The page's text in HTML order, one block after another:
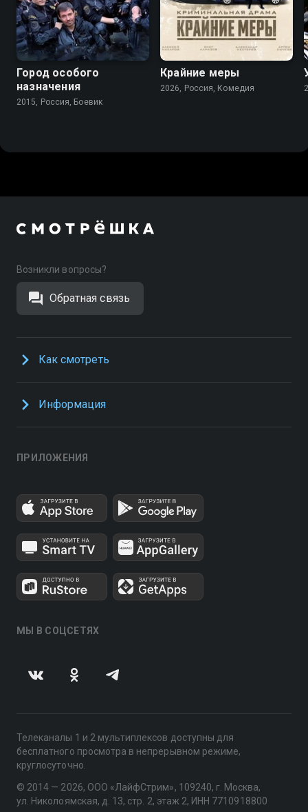
7.5
Город особого
назначения
2015, Россия, Боевик
Крайние меры
2026, Россия, Комедия
Возникли вопросы?
Обратная связь
Как смотреть
Информация
ПРИЛОЖЕНИЯ
МЫ В СОЦСЕТЯХ
Телеканалы 1 и 2 мультиплексов доступны для
бесплатного просмотра в непрерывном режиме,
круглосуточно.
© 2014 — 2026, ООО «ЛайфСтрим», 109240, г. Москва,
ул. Николоямская, д. 13, стр. 2, этаж 2, ИНН 7710918800